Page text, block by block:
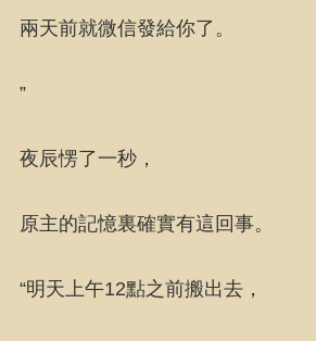
兩天前就微信發給你了。
”
夜辰愣了一秒，
原主的記憶裏確實有這回事。
“明天上午12點之前搬出去，